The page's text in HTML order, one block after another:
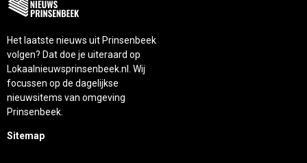
Het laatste nieuws uit Prinsenbeek
volgen? Dat doe je uiteraard op
Lokaalnieuwsprinsenbeek.nl. Wij
focussen op de dagelijkse
nieuwsitems van omgeving
Prinsenbeek.
Sitemap